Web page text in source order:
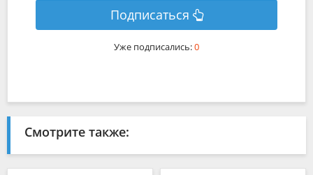
Подписаться
Уже подписались:0
Смотрите также: